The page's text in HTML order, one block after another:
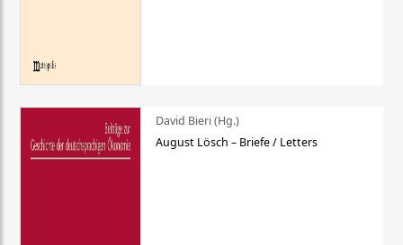
David Bieri (Hg.)
August Lösch – Briefe / Letters